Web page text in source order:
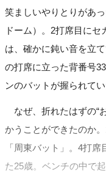
笑ましいやりとりがあ
ドーム）。2打席目に
は、確かに鈍い音を立
の打席に立った背番号
ンのバットが握られてい
なぜ、折れたはずの“
かうことができたのか
「周東バット」。4打
た25歳。ベンチの中で